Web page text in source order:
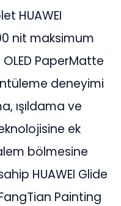
HUAWEI
nit maksimum
PaperMatte
deneyimi
ışıldama ve
ek
bölmesine
HUAWEI Glide
Painting